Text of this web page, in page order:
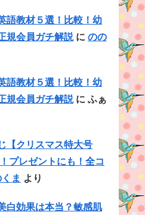
語教材５選！比較！幼
規会員ガチ解説に のの
語教材５選！比較！幼
規会員ガチ解説に ふぁ
【クリスマス特大号
プレゼントにも！全コ
ま より
白効果は本当？敏感肌